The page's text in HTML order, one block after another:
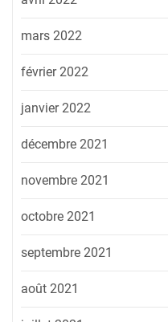
mars 2022
février 2022
janvier 2022
décembre 2021
novembre 2021
octobre 2021
septembre 2021
août 2021